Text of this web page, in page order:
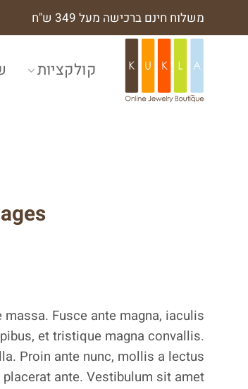
משלוח חינם ברכישה מעל 349 ש"ח
קולקציות
Fusce ante magna, iaculis
et tristique magna convallis.
Proin ante nunc, mollis a lectus
ante. Vestibulum sit amet […]